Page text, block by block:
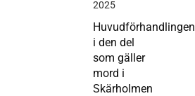
2025
Huvudförhandlingen
i den del
som gäller
mord i
Skärholmen